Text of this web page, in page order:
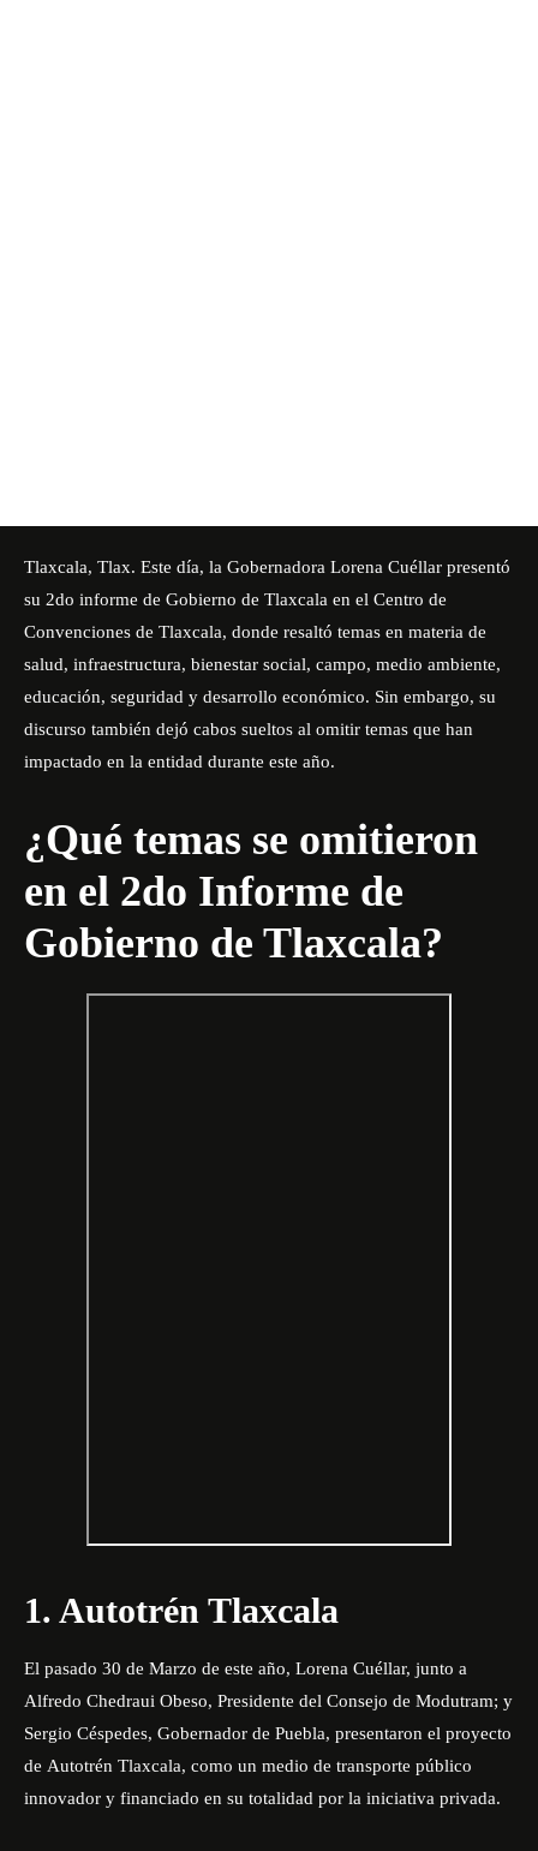
Tlaxcala, Tlax. Este día, la Gobernadora Lorena Cuéllar presentó
su 2do informe de Gobierno de Tlaxcala en el Centro de
Convenciones de Tlaxcala, donde resaltó temas en materia de
salud, infraestructura, bienestar social, campo, medio ambiente,
educación, seguridad y desarrollo económico. Sin embargo, su
discurso también dejó cabos sueltos al omitir temas que han
impactado en la entidad durante este año.
¿Qué temas se omitieron
en el 2do Informe de
Gobierno de Tlaxcala?
1. Autotrén Tlaxcala
El pasado 30 de Marzo de este año, Lorena Cuéllar, junto a
Alfredo Chedraui Obeso, Presidente del Consejo de Modutram; y
Sergio Céspedes, Gobernador de Puebla, presentaron el proyecto
de Autotrén Tlaxcala, como un medio de transporte público
innovador y financiado en su totalidad por la iniciativa privada.